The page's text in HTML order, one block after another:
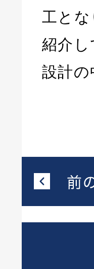
工と
紹介
設計の